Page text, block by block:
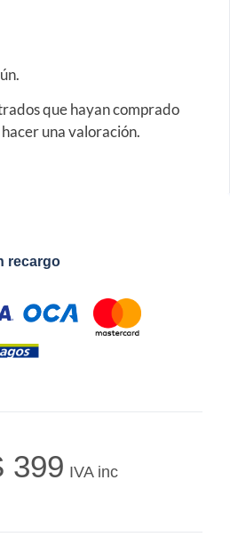
que hayan comprado
una valoración.
recargo
399 IVA inc